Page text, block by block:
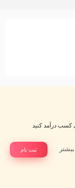
کسب درآمد کنید
ثبت نام